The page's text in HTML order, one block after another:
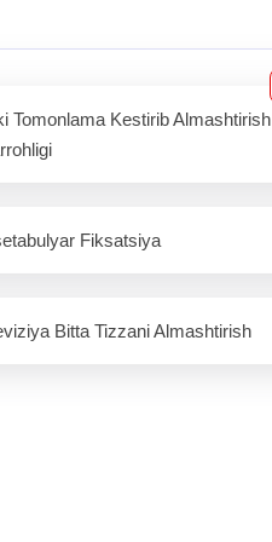
Tomonlama Kestirib Almashtirish
Fiksatsiya
Bitta Tizzani Almashtirish